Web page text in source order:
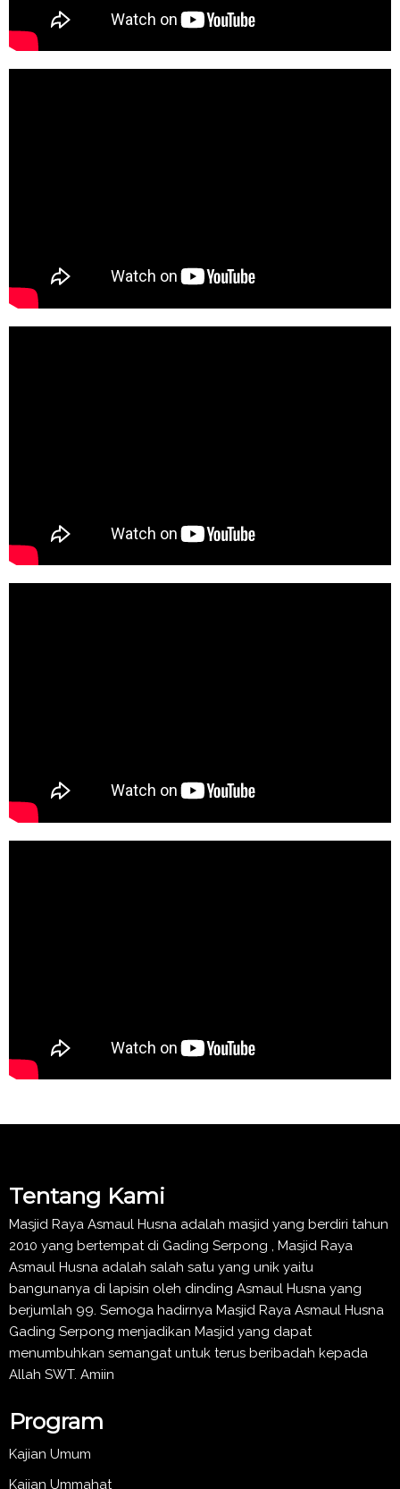
Tentang Kami
Masjid Raya Asmaul Husna adalah masjid yang berdiri tahun
2010 yang bertempat di Gading Serpong , Masjid Raya
Asmaul Husna adalah salah satu yang unik yaitu
bangunanya di lapisin oleh dinding Asmaul Husna yang
berjumlah 99. Semoga hadirnya Masjid Raya Asmaul Husna
Gading Serpong menjadikan Masjid yang dapat
menumbuhkan semangat untuk terus beribadah kepada
Allah SWT. Amiin
Program
Kajian Umum
Kajian Ummahat